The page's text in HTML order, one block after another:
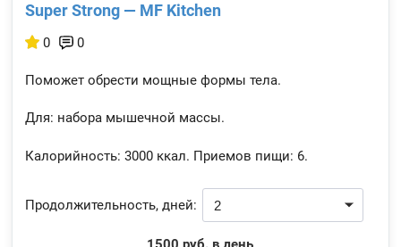
Super Strong — MF Kitchen
0 0
Поможет обрести мощные формы тела.
Для: набора мышечной массы.
Калорийность: 3000 ккал. Приемов пищи: 6.
Продолжительность, дней: